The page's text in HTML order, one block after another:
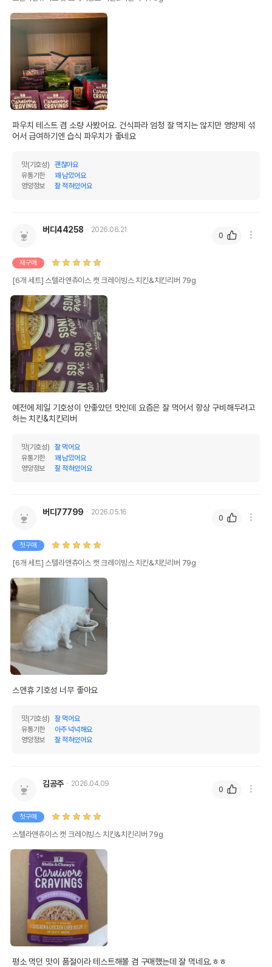
파우치 테스트 겸 소량 사봤어요. 건식파라 엄청 잘 먹지는 않지만 영양제 섞
어서 급여하기엔 습식 파우치가 좋네요
맛(기호성)
괜찮아요
유통기한
꽤 남았어요
영양정보
잘 적혀있어요
버디44258 2026.06.21
재구매
[6개 세트] 스텔라앤츄이스 캣 크레이빙스 치킨&치킨리버 79g
예전에 제일 기호성이 안좋았던 맛인데 요즘은 잘 먹어서 항상 구비해두려고
하는 치킨&치킨리버
맛(기호성)
잘 먹어요
유통기한
꽤 남았어요
영양정보
잘 적혀있어요
0
버디77799 2026.05.16
첫구매
[6개 세트] 스텔라앤츄이스 캣 크레이빙스 치킨&치킨리버 79g
스앤휴 기호성 너무 좋아요
맛(기호성)
잘 먹어요
유통기한
아주 넉넉해요
영양정보
잘 적혀있어요
0
김공주 2026.04.09
첫구매
스텔라앤츄이스 캣 크레이빙스 치킨&치킨리버 79g
평소 먹던 맛이 품절이라 테스트해볼 겸 구매했는데 잘 먹네요.ㅎㅎ
0